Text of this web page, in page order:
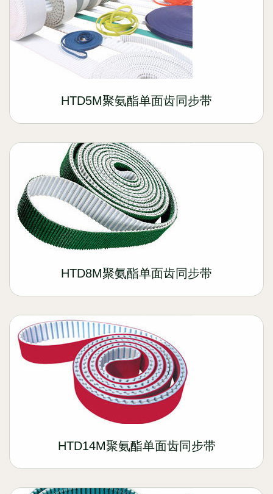
HTD5M聚氨酯单面齿同步带
HTD8M聚氨酯单面齿同步带
HTD14M聚氨酯单面齿同步带